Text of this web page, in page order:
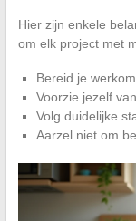
Hier zijn enkele
om elk project met
Bereid je
Voorzie jezelf
Volg duidelijke
Aarzel niet om